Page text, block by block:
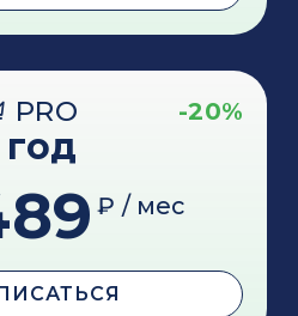
PRO -20%
год
₽ / мес